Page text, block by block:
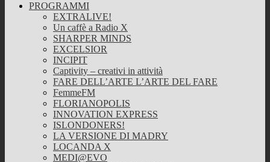
PROGRAMMI
EXTRALIVE!
Un caffè a Radio X
SHARPER MINDS
EXCELSIOR
INCIPIT
Captivity – creativi in attività
FARE DELL’ARTE L’ARTE DEL FARE
FemmeFM
FLORIANOPOLIS
INNOVATION EXPRESS
ISLONDONERS!
LA VERSIONE DI MADRY
LOCANDA X
MEDI@EVO